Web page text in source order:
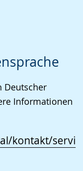
Deutscher
Informationen
kontakt/servi